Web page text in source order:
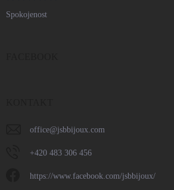
Spokojenost
office@jsbbijoux.com
+420 483 306 456
https://www.facebook.com/jsbbijoux/